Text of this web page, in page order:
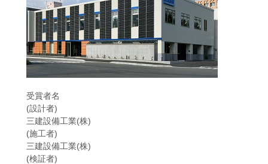
受賞者名
(設計者)
三建設備工業(株)
(施工者)
三建設備工業(株)
(検証者)